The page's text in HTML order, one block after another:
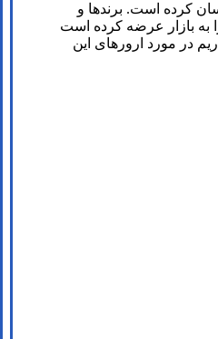
کرده است. برندها و
به بازار عرضه کرده است
در مورد ارورهای این